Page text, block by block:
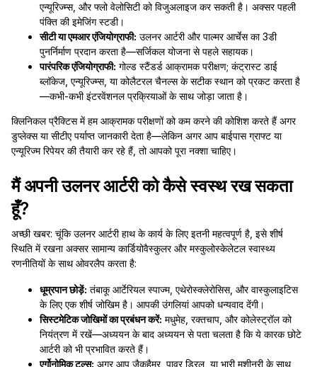
एन्यूरिज्म्स, और फ्लो वेलोसिटी को विजुअलाइज कर सकती है। अक्सर पहली
पंक्ति की इमेजिंग स्टडी।
सीटी या एमआर एंजियोग्राफी: उलनर आर्टरी और पाल्मर आर्चेस का 3डी
पुनर्निर्माण प्रदान करता है—सर्जिकल योजना से पहले सहायक।
पारंपरिक एंजियोग्राफी: गोल्ड स्टैंडर्ड आक्रामक परीक्षण; कंट्रास्ट डाई
ब्लॉकेज, एन्यूरिज्म्स, या कोलैटरल चैनल्स के सटीक स्थान को प्रकट करता है
—कभी-कभी इंटरवेंशनल प्रक्रियाओं के साथ जोड़ा जाता है।
क्लिनिकल प्रैक्टिस में हम आक्रामक परीक्षणों को कम करने की कोशिश करते हैं अगर
डुप्लेक्स या सीटीए पर्याप्त जानकारी देता है—लेकिन अगर आप बाईपास ग्राफ्ट या
एन्यूरिज्म रिपेयर की तैयारी कर रहे हैं, तो आपको पूरा नक्शा चाहिए।
मैं अपनी उलनर आर्टरी को कैसे स्वस्थ रख सकता
हूँ?
अच्छी खबर: चूंकि उलनर आर्टरी हाथ के कार्य के लिए इतनी महत्वपूर्ण है, इसे शीर्ष
स्थिति में रखना अक्सर सामान्य कार्डियोवैस्कुलर और मस्कुलोस्केलेटल स्वास्थ्य
रणनीतियों के साथ ओवरलैप करता है:
धूम्रपान छोड़ें: तंबाकू आर्टेरियल स्पाज्म, एथेरोस्क्लेरोसिस, और वास्कुलाइटिस
के लिए एक शीर्ष जोखिम है। आपकी उंगलियां आपको धन्यवाद देंगी।
सिस्टमेटिक जोखिमों का प्रबंधन करें: मधुमेह, रक्तचाप, और कोलेस्ट्रॉल को
नियंत्रण में रखें—अध्ययन के बाद अध्ययन से पता चलता है कि ये कारक छोटे
आर्टरी को भी प्रभावित करते हैं।
एर्गोनोमिक टूल्स: अगर आप जैकहैमर, पावर ड्रिल, या भारी मशीनरी के साथ